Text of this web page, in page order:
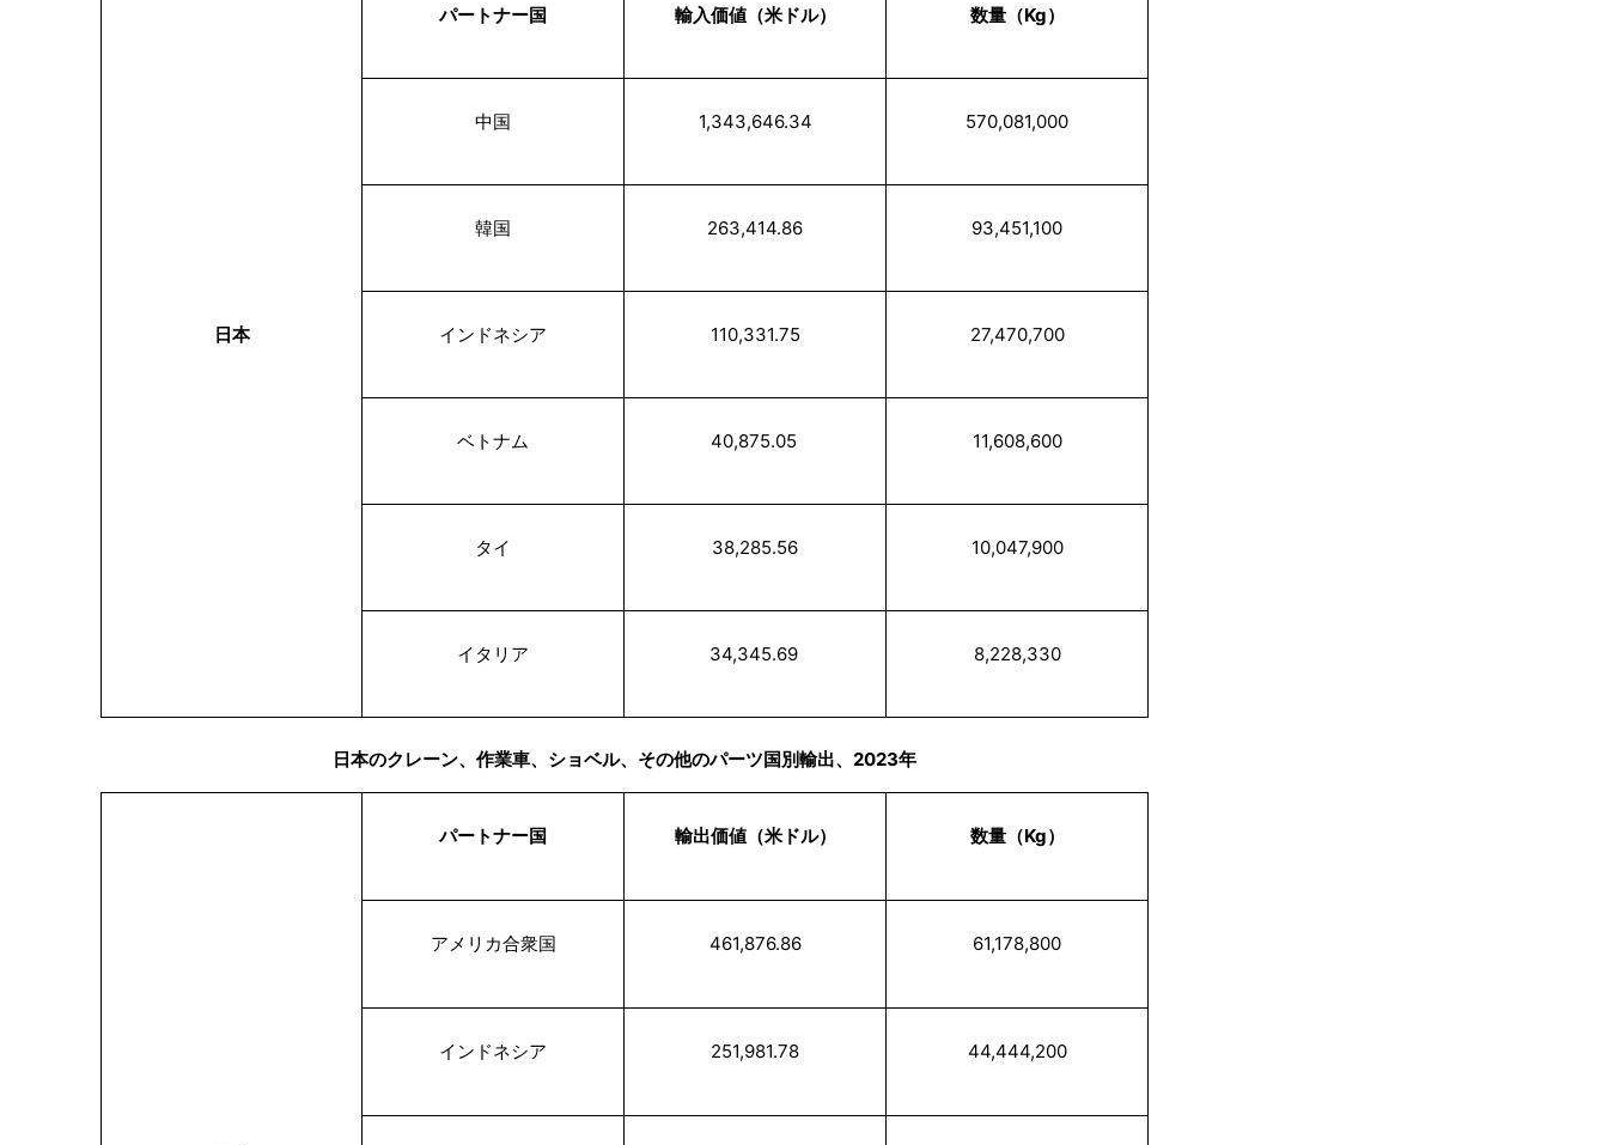
日本
パートナー国 輸入価値（米ドル） 数量（Kg）
中国 1,343,646.34 570,081,000
韓国 263,414.86 93,451,100
インドネシア 110,331.75 27,470,700
ベトナム 40,875.05 11,608,600
タイ 38,285.56 10,047,900
イタリア 34,345.69 8,228,330
日本のクレーン、作業車、ショベル、その他のパーツ国別輸出、2023年
パートナー国 輸出価値（米ドル） 数量（Kg）
アメリカ合衆国 461,876.86 61,178,800
インドネシア 251,981.78 44,444,200